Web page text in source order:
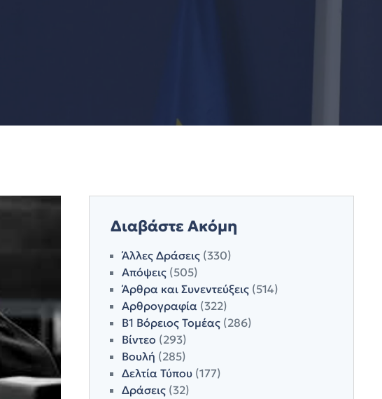
Διαβάστε Ακόμη
Άλλες Δράσεις(330)
Απόψεις(505)
Άρθρα και Συνεντεύξεις(514)
Αρθρογραφία(322)
Β1 Βόρειος Τομέας(286)
Βίντεο (293)
Βουλή (285)
Δελτία Τύπου(177)
Δράσεις(32)